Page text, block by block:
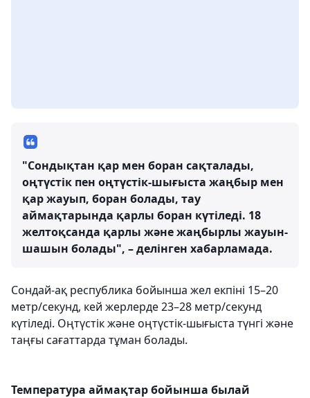
"Сондықтан қар мен боран сақталады,
оңтүстік пен оңтүстік-шығыста жаңбыр мен
қар жауып, боран болады, тау
аймақтарында қарлы боран күтіледі. 18
желтоқсанда қарлы және жаңбырлы жауын-
шашын болады", – делінген хабарламада.
Сондай-ақ республика бойынша жел екпіні 15–20
метр/секунд, кей жерлерде 23–28 метр/секунд
күтіледі. Оңтүстік және оңтүстік-шығыста түнгі және
таңғы сағаттарда тұман болады.
Температура аймақтар бойынша былай